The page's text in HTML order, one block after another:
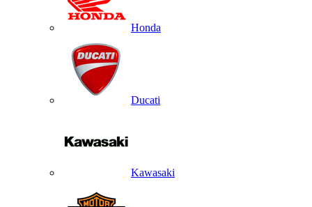
Honda
Ducati
Kawasaki